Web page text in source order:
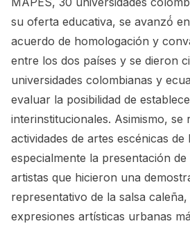
su oferta educativa, se avanzó́
acuerdo de homologación y
entre los dos países y se dieron
universidades colombianas y
evaluar la posibilidad de
interinstitucionales. Asimismo, se
actividades de artes escénicas
especialmente la presentación
artistas que hicieron una
representativo de la salsa
expresiones artísticas urbanas